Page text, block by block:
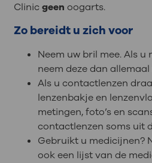
Clinicgeen oogarts.
Zo bereidt u zich voor
Neem uw bril mee. Als
neem deze dan allemaal
Als u contactlenzen
lenzenbakje en
metingen, foto’s en
contactlenzen soms uit
Gebruikt u medicijnen?
ook een lijst van de